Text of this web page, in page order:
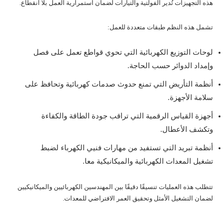
هذه التجهيزات تُدير الفولتية والتيارات لضمان استمرارية العمل بلا انقطاع.
تشمل هذه النظم طبقات متعددة للعمل:
لوحات التوزيع الكهربائية التي تحوي قواطع تعمل على فصل
وإمداد الدوائر حسب الحاجة.
أنظمة التأريض التي تمنع حدوث صدمات كهربائية وتحافظ على
سلامة الأجهزة.
أجهزة القياس الرقمية التي تراقب جودة الطاقة والكفاءة
وتكشف الأعطال.
أنظمة تبريد التي تستفيد من مهارات فنيي الكهرباء لضبط
تشغيل المعدات الكهربائية والميكانيكية معا.
تتطلب هذه العمليات تنسيقًا دقيقًا بين المهندسين الكهربائيين والميكانيكيين
لضمان التشغيل الأمثل وتحقيق العمر الافتراضي للمعدات.